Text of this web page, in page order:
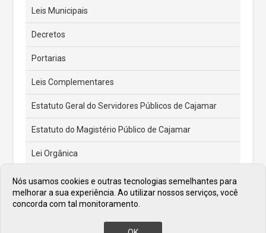
Leis Municipais
Decretos
Portarias
Leis Complementares
Estatuto Geral do Servidores Públicos de Cajamar
Estatuto do Magistério Público de Cajamar
Lei Orgânica
Feriados e Pontos Facultativos
Atas de Posse dos Prefeitos
Nós usamos cookies e outras tecnologias semelhantes para
melhorar a sua experiência. Ao utilizar nossos serviços, você
concorda com tal monitoramento.